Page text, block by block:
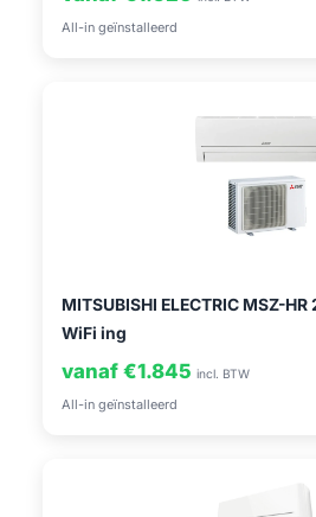
All-in geïnstalleerd
MITSUBISHI ELECTRIC MSZ-
WiFi ing
vanaf €1.845 incl. BTW
All-in geïnstalleerd